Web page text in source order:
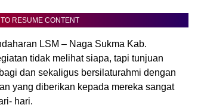
RESUME CONTENT
LSM – Naga Sukma Kab.
tidak melihat siapa, tapi tunjuan
dan sekaligus bersilaturahmi dengan
yang diberikan kepada mereka sangat
hari.